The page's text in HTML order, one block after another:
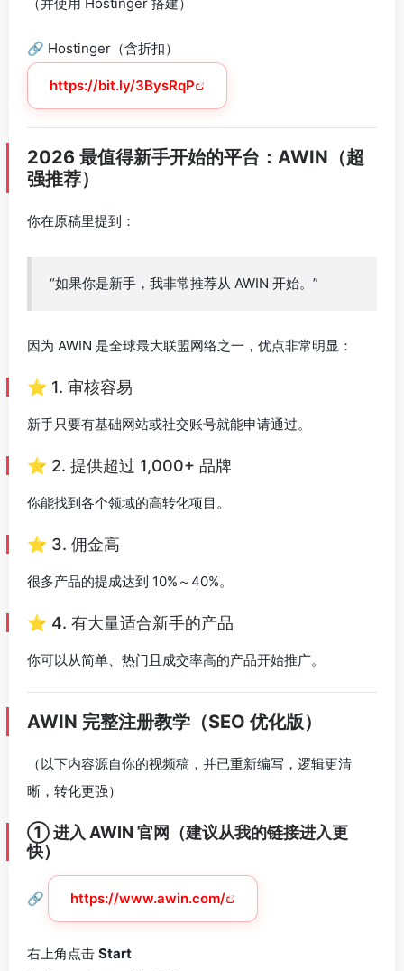
🔗 Hostinger（含折扣）
https://bit.ly/3BysRqP
2026 最值得新手开始的平台：AWIN（超
强推荐）
你在原稿里提到：
“如果你是新手，我非常推荐从 AWIN 开始。”
因为 AWIN 是全球最大联盟网络之一，优点非常明显：
⭐ 1. 审核容易
新手只要有基础网站或社交账号就能申请通过。
⭐ 2. 提供超过 1,000+ 品牌
你能找到各个领域的高转化项目。
⭐ 3. 佣金高
很多产品的提成达到 10%～40%。
⭐ 4. 有大量适合新手的产品
你可以从简单、热门且成交率高的产品开始推广。
AWIN 完整注册教学（SEO 优化版）
（以下内容源自你的视频稿，并已重新编写，逻辑更清
晰，转化更强）
① 进入 AWIN 官网（建议从我的链接进入更
快）
🔗 https://www.awin.com/
右上角点击 Start